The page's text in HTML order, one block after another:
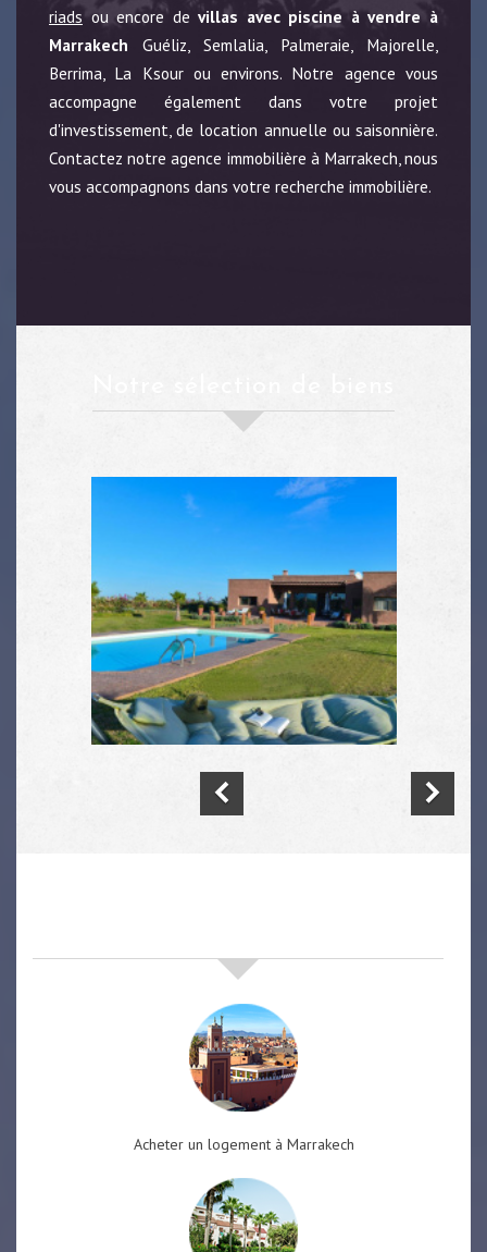
riads ou encore devillas avec piscine à vendre à
Marrakech Guéliz, Semlalia, Palmeraie, Majorelle,
Berrima, La Ksour ou environs. Notre agence vous
accompagne également dans votre projet
d'investissement, de location annuelle ou saisonnière.
Contactez notre agence immobilière à Marrakech, nous
vous accompagnons dans votre recherche immobilière.
Acheter un logement à Marrakech